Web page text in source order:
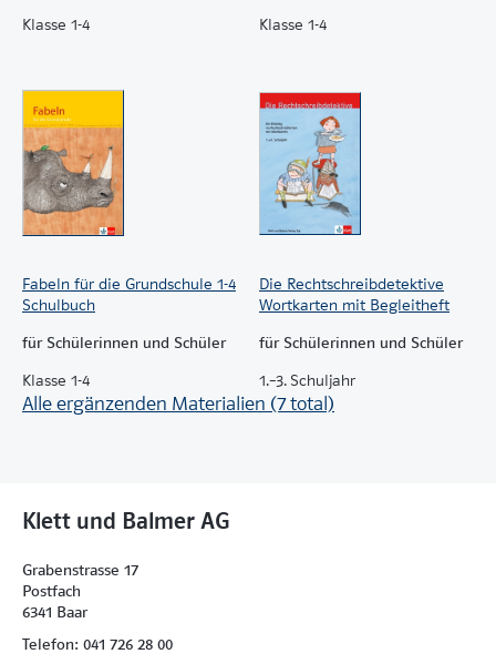
Klasse 1-4
Klasse 1-4
Fabeln für die Grundschule 1-4
Schulbuch
für Schülerinnen und Schüler
Klasse 1-4
Die Rechtschreibdetektive
Wortkarten mit Begleitheft
für Schülerinnen und Schüler
1.–3. Schuljahr
Alle ergänzenden Materialien (7 total)
Klett und Balmer AG
Grabenstrasse 17
Postfach
6341 Baar
Telefon: 041 726 28 00